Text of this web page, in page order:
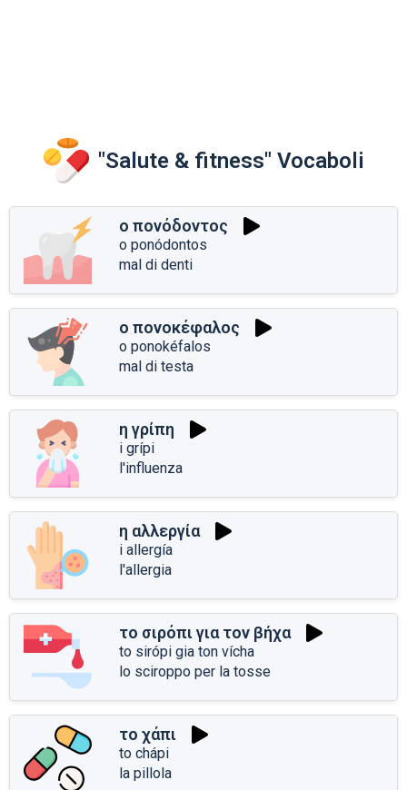
"Salute & fitness" Vocaboli
ο πονόδοντος
o ponódontos
mal di denti
ο πονοκέφαλος
o ponokéfalos
mal di testa
η γρίπη
i grípi
l'influenza
η αλλεργία
i allergía
l'allergia
το σιρόπι για τον βήχα
to sirópi gia ton vícha
lo sciroppo per la tosse
το χάπι
to chápi
la pillola